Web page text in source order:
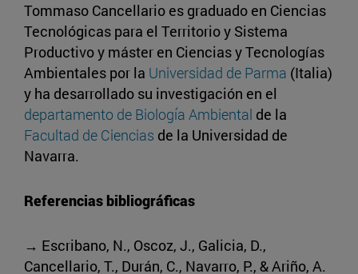
Tommaso Cancellario es graduado en Ciencias
Tecnológicas para el Territorio y Sistema
Productivo y máster en Ciencias y Tecnologías
Ambientales por la Universidad de Parma (Italia)
y ha desarrollado su investigación en el
departamento de Biología Ambiental de la
Facultad de Ciencias de la Universidad de
Navarra.
Referencias bibliográficas
→ Escribano, N., Oscoz, J., Galicia, D.,
Cancellario, T., Durán, C., Navarro, P., & Ariño, A.